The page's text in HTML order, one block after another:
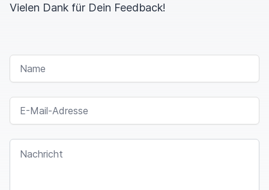
Vielen Dank für Dein Feedback!
NAME
E-MAIL-ADRESSE
NACHRICHT